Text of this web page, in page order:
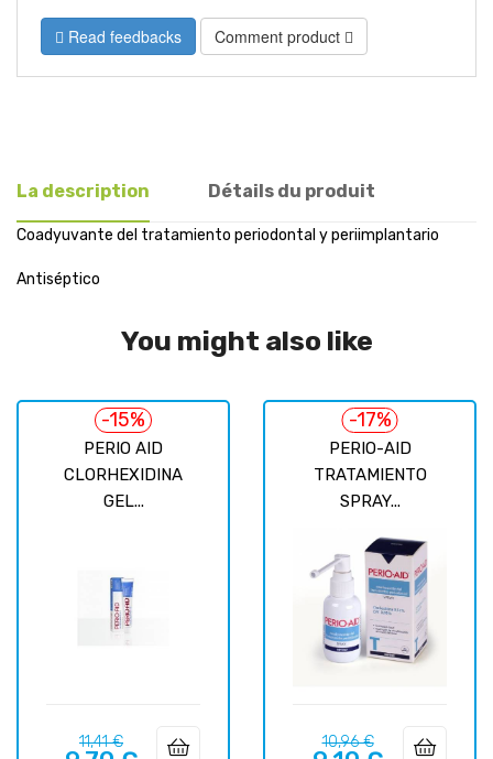
Read feedbacks Comment product
La description Détails du produit
Coadyuvante del tratamiento periodontal y periimplantario
Antiséptico
You might also like
PERIO AID
CLORHEXIDINA
GEL...
-15%
Prix
11,41 €Prix
PERIO-AID
TRATAMIENTO
SPRAY...
-17%
Prix
10,96 €Prix